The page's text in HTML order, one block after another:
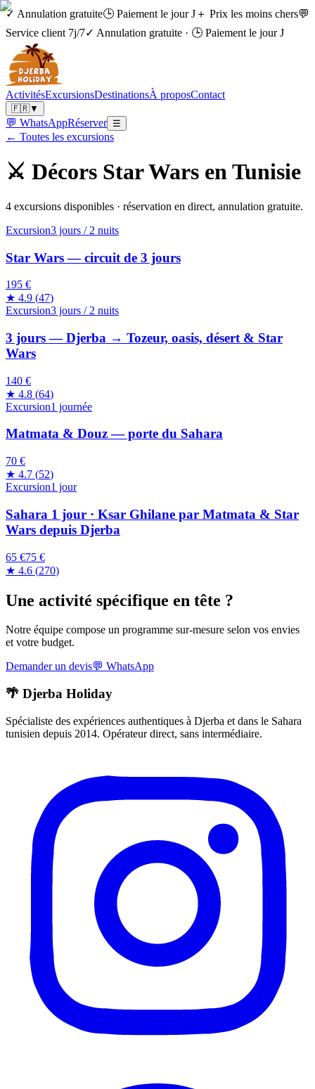
✓ Annulation gratuite🕒 Paiement le jour J＋ Prix les moins chers💬
Service client 7j/7✓ Annulation gratuite · 🕒 Paiement le jour J
ActivitésExcursionsDestinationsÀ proposContact
🇫🇷▼
💬 WhatsAppRéserver ☰
← Toutes les excursions
⚔️ Décors Star Wars en Tunisie
4 excursions disponibles · réservation en direct, annulation gratuite.
Excursion3 jours / 2 nuits
Star Wars — circuit de 3 jours
195 €
★ 4.9 (47)
Excursion3 jours / 2 nuits
3 jours — Djerba → Tozeur, oasis, désert & Star
Wars
140 €
★ 4.8 (64)
Excursion1 journée
Matmata & Douz — porte du Sahara
70 €
★ 4.7 (52)
Excursion1 jour
Sahara 1 jour · Ksar Ghilane par Matmata & Star
Wars depuis Djerba
65 €75 €
★ 4.6 (270)
Une activité spécifique en tête ?
Notre équipe compose un programme sur-mesure selon vos envies
et votre budget.
Demander un devis💬 WhatsApp
🌴 Djerba Holiday
Spécialiste des expériences authentiques à Djerba et dans le Sahara
tunisien depuis 2014. Opérateur direct, sans intermédiaire.